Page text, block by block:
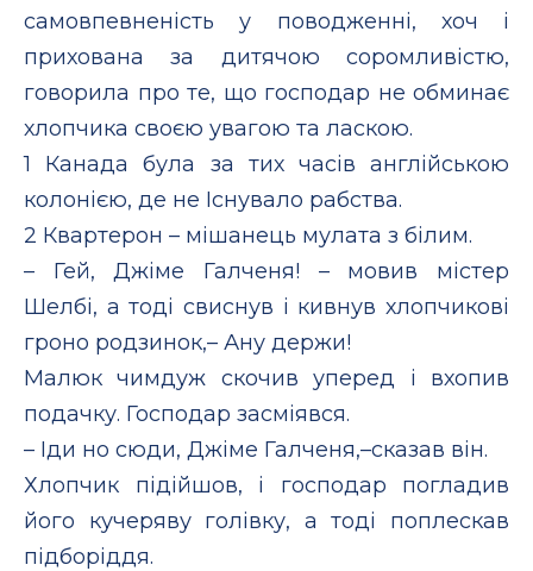
самовпевненість у поводженні, хоч і
прихована за дитячою соромливістю,
говорила про те, що господар не обминає
хлопчика своєю увагою та ласкою.
1 Канада була за тих часів англійською
колонією, де не Існувало рабства.
2 Квартерон – мішанець мулата з білим.
– Гей, Джіме Галченя! – мовив містер
Шелбі, а тоді свиснув і кивнув хлопчикові
гроно родзинок,– Ану держи!
Малюк чимдуж скочив уперед і вхопив
подачку. Господар засміявся.
– Іди но сюди, Джіме Галченя,–сказав він.
Хлопчик підійшов, і господар погладив
його кучеряву голівку, а тоді поплескав
підборіддя.